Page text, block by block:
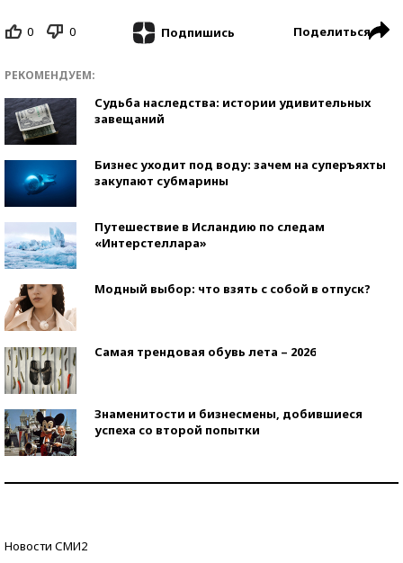
0 0 Подпишись Поделиться
РЕКОМЕНДУЕМ:
Судьба наследства: истории удивительных
завещаний
Бизнес уходит под воду: зачем на суперъяхты
закупают субмарины
Путешествие в Исландию по следам
«Интерстеллара»
Модный выбор: что взять с собой в отпуск?
Самая трендовая обувь лета – 2026
Знаменитости и бизнесмены, добившиеся
успеха со второй попытки
Новости СМИ2